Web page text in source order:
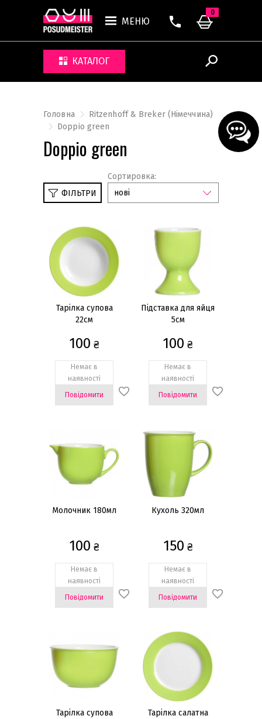
МЕНЮ
КАТАЛОГ
0
Головна
Ritzenhoff & Breker (Німеччина)
Doppio green
Doppio green
Сортировка:
нові
ФІЛЬТРИ
Happy Zoo
Bianko
Doppio green
Doppio grey
Тарілка супова
22см
100 ₴
Немає в
наявності
Повідомити
Підставка для яйця
5см
100 ₴
Немає в
наявності
Повідомити
Молочник 180мл
100 ₴
Немає в
наявності
Повідомити
Кухоль 320мл
150 ₴
Немає в
наявності
Повідомити
Тарілка супова
Тарілка салатна